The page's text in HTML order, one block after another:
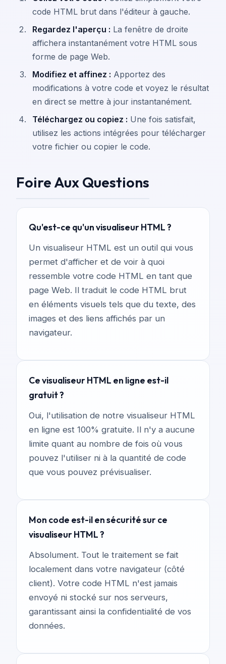
code HTML brut dans l'éditeur à gauche.
Regardez l'aperçu : La fenêtre de droite
affichera instantanément votre HTML sous
forme de page Web.
Modifiez et affinez : Apportez des
modifications à votre code et voyez le résultat
en direct se mettre à jour instantanément.
Téléchargez ou copiez : Une fois satisfait,
utilisez les actions intégrées pour télécharger
votre fichier ou copier le code.
Foire Aux Questions
Qu'est-ce qu'un visualiseur HTML ?
Un visualiseur HTML est un outil qui vous
permet d'afficher et de voir à quoi
ressemble votre code HTML en tant que
page Web. Il traduit le code HTML brut
en éléments visuels tels que du texte, des
images et des liens affichés par un
navigateur.
Ce visualiseur HTML en ligne est-il
gratuit ?
Oui, l'utilisation de notre visualiseur HTML
en ligne est 100% gratuite. Il n'y a aucune
limite quant au nombre de fois où vous
pouvez l'utiliser ni à la quantité de code
que vous pouvez prévisualiser.
Mon code est-il en sécurité sur ce
visualiseur HTML ?
Absolument. Tout le traitement se fait
localement dans votre navigateur (côté
client). Votre code HTML n'est jamais
envoyé ni stocké sur nos serveurs,
garantissant ainsi la confidentialité de vos
données.